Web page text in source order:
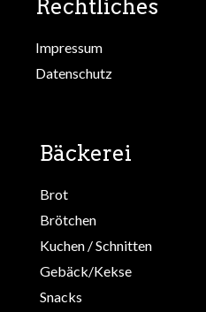
Rechtliches
Impressum
Datenschutz
Bäckerei
Brot
Brötchen
Kuchen / Schnitten
Gebäck/Kekse
Snacks